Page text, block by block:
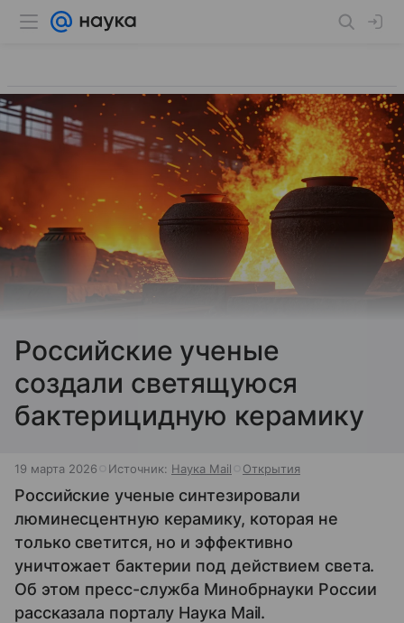
Российские ученые
создали светящуюся
бактерицидную керамику
19 марта 2026 Источник: Наука Mail Открытия
Российские ученые синтезировали
люминесцентную керамику, которая не
только светится, но и эффективно
уничтожает бактерии под действием света.
Об этом пресс-служба Минобрнауки России
рассказала порталу Наука Mail.